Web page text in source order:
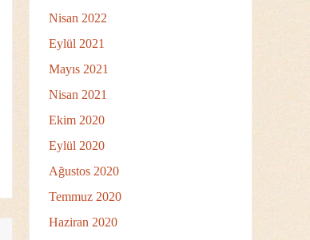
Nisan 2022
Eylül 2021
Mayıs 2021
Nisan 2021
Ekim 2020
Eylül 2020
Ağustos 2020
Temmuz 2020
Haziran 2020